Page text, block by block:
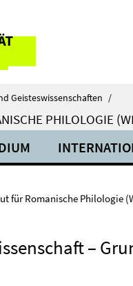
Geisteswissenschaften /
PHILOLOGIE
für Romanische Philologie
–